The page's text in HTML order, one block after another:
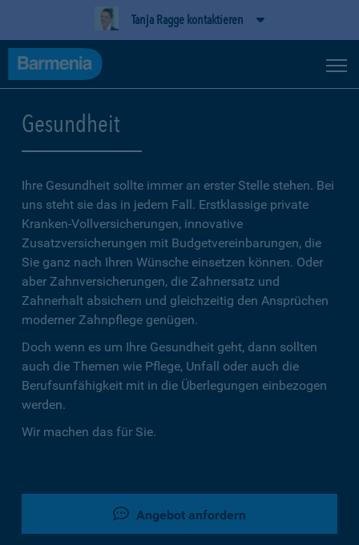
Tanja Ragge kontaktieren
Gesundheit
Ihre Gesundheit sollte immer an erster Stelle stehen. Bei
uns steht sie das in jedem Fall. Erstklassige private
Kranken-Vollversicherungen, innovative
Zusatzversicherungen mit Budgetvereinbarungen, die
Sie ganz nach Ihren Wünsche einsetzen können. Oder
aber Zahnversicherungen, die Zahnersatz und
Zahnerhalt absichern und gleichzeitig den Ansprüchen
moderner Zahnpflege genügen.
Doch wenn es um Ihre Gesundheit geht, dann sollten
auch die Themen wie Pflege, Unfall oder auch die
Berufsunfähigkeit mit in die Überlegungen einbezogen
werden.
Wir machen das für Sie.
Angebot anfordern